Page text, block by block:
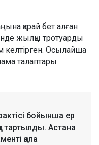
қарай бет алған
жылқы тротуарды
келтірген. Осылайша
талаптары
бойынша ер
тартылды. Астана
қала